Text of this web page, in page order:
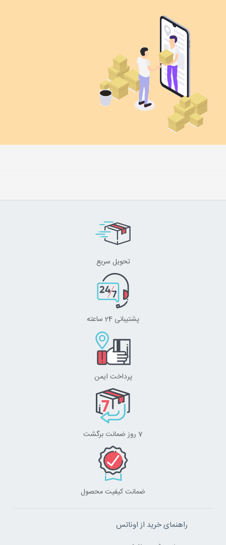
تحویل سریع
پشتیبانی 24 ساعته
پرداخت ایمن
7 روز ضمانت برگشت
ضمانت کیفیت محصول
راهنمای خرید از اوناتس